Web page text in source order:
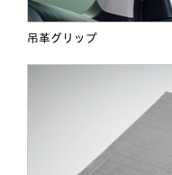
吊革グリップ